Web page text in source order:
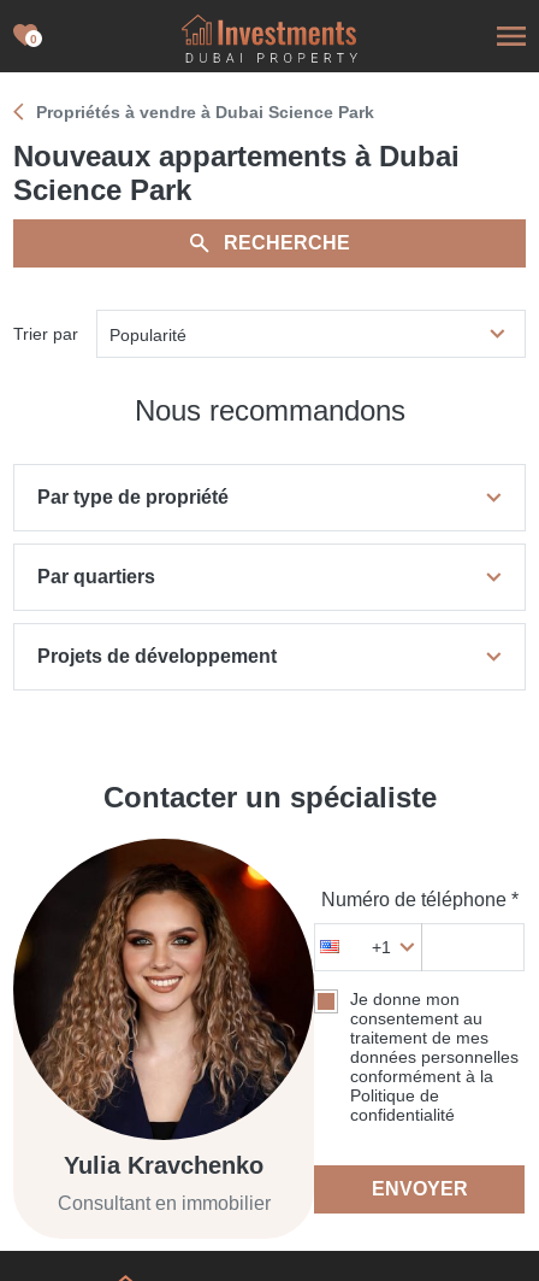
0
Propriétés à vendre à Dubai Science Park
Nouveaux appartements à Dubai
Science Park
RECHERCHE
Trier par Popularité
Nous recommandons
Par type de propriété
Par quartiers
Projets de développement
Contacter un spécialiste
Yulia Kravchenko
Consultant en immobilier
Numéro de téléphone *
+1
Je donne mon
consentement au
traitement de mes
données personnelles
conformément à la
Politique de
confidentialité
ENVOYER